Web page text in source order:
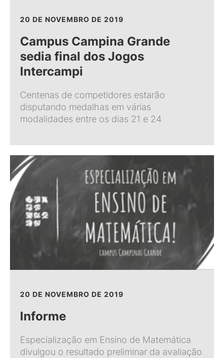
20 DE NOVEMBRO DE 2019
Campus Campina Grande
sedia final dos Jogos
Intercampi
Centenas de competidores estarão
disputando medalhas em várias
modalidades entre os dias 21 e 24
20 DE NOVEMBRO DE 2019
Informe
Especialização em Ensino de Matemática
divulgou o resultado preliminar da avaliação